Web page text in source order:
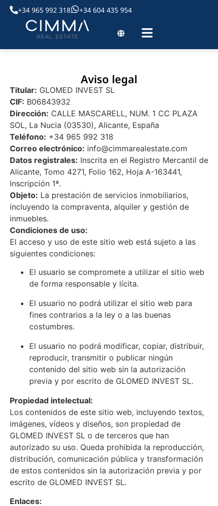
+34 965 992 318 +34 604 435 954
Aviso legal
Titular: GLOMED INVEST SL
CIF: B06843932
Dirección: CALLE MASCARELL, NUM. 1 CC PLAZA
SOL, La Nucia (03530), Alicante, España
Teléfono: +34 965 992 318
Correo electrónico: info@cimmarealestate.com
Datos registrales: Inscrita en el Registro Mercantil de
Alicante, Tomo 4271, Folio 162, Hoja A-163441,
Inscripción 1ª.
Objeto: La prestación de servicios inmobiliarios,
incluyendo la compraventa, alquiler y gestión de
inmuebles.
Condiciones de uso:
El acceso y uso de este sitio web está sujeto a las
siguientes condiciones:
El usuario se compromete a utilizar el sitio web
de forma responsable y lícita.
El usuario no podrá utilizar el sitio web para
fines contrarios a la ley o a las buenas
costumbres.
El usuario no podrá modificar, copiar, distribuir,
reproducir, transmitir o publicar ningún
contenido del sitio web sin la autorización
previa y por escrito de GLOMED INVEST SL.
Propiedad intelectual:
Los contenidos de este sitio web, incluyendo textos,
imágenes, vídeos y diseños, son propiedad de
GLOMED INVEST SL o de terceros que han
autorizado su uso. Queda prohibida la reproducción,
distribución, comunicación pública y transformación
de estos contenidos sin la autorización previa y por
escrito de GLOMED INVEST SL.
Enlaces: